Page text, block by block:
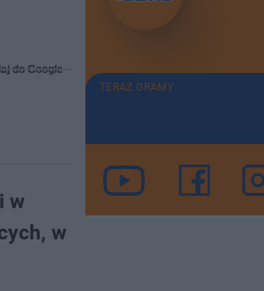
do Google
w
w
TERAZ GRAMY